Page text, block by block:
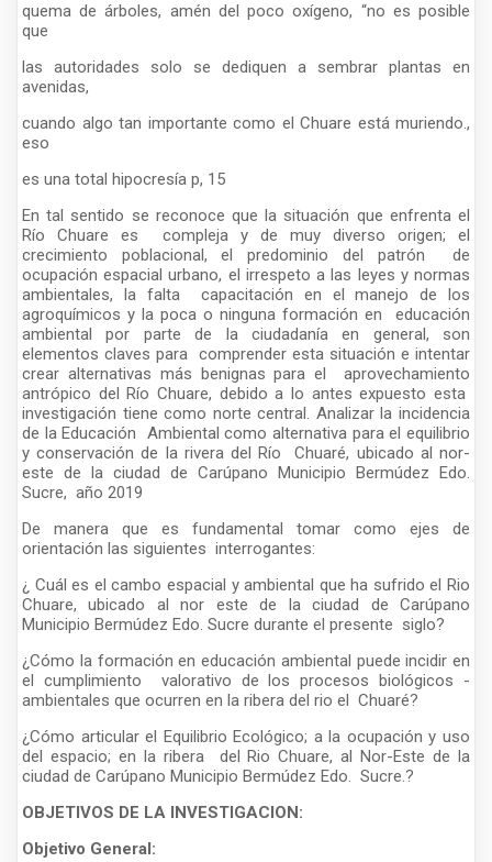
quema de árboles, amén del poco oxígeno, “no es posible
que
las autoridades solo se dediquen a sembrar plantas en
avenidas,
cuando algo tan importante como el Chuare está muriendo.,
eso
es una total hipocresía p, 15
En tal sentido se reconoce que la situación que enfrenta el
Río Chuare es compleja y de muy diverso origen; el
crecimiento poblacional, el predominio del patrón de
ocupación espacial urbano, el irrespeto a las leyes y normas
ambientales, la falta capacitación en el manejo de los
agroquímicos y la poca o ninguna formación en educación
ambiental por parte de la ciudadanía en general, son
elementos claves para comprender esta situación e intentar
crear alternativas más benignas para el aprovechamiento
antrópico del Río Chuare, debido a lo antes expuesto esta
investigación tiene como norte central. Analizar la incidencia
de la Educación Ambiental como alternativa para el equilibrio
y conservación de la rivera del Río Chuaré, ubicado al nor-
este de la ciudad de Carúpano Municipio Bermúdez Edo.
Sucre, año 2019
De manera que es fundamental tomar como ejes de
orientación las siguientes interrogantes:
¿ Cuál es el cambo espacial y ambiental que ha sufrido el Rio
Chuare, ubicado al nor este de la ciudad de Carúpano
Municipio Bermúdez Edo. Sucre durante el presente siglo?
¿Cómo la formación en educación ambiental puede incidir en
el cumplimiento valorativo de los procesos biológicos -
ambientales que ocurren en la ribera del rio el Chuaré?
¿Cómo articular el Equilibrio Ecológico; a la ocupación y uso
del espacio; en la ribera del Rio Chuare, al Nor-Este de la
ciudad de Carúpano Municipio Bermúdez Edo. Sucre.?
OBJETIVOS DE LA INVESTIGACION:
Objetivo General: